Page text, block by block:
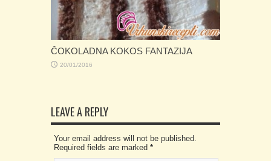
ČOKOLADNA KOKOS FANTAZIJA
20/01/2016
LEAVE A REPLY
Your email address will not be published.
Required fields are marked *